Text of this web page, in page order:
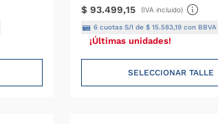
$ 93.499,15 (IVA incluido)
6cuotas S/I de $ 15.583,19con BBVA
¡Últimas unidades!
SELECCIONAR TALLE